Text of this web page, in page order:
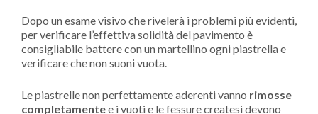
Dopo un esame visivo che rivelerà i problemi più evidenti,
per verificare l’effettiva solidità del pavimento è
consigliabile battere con un martellino ogni piastrella e
verificare che non suoni vuota.
Le piastrelle non perfettamente aderenti vanno rimosse
completamentee i vuoti e le fessure createsi devono